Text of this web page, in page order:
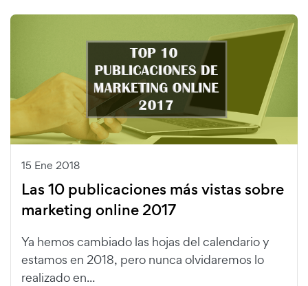
15 Ene 2018
Las 10 publicaciones más vistas sobre
marketing online 2017
Ya hemos cambiado las hojas del calendario y
estamos en 2018, pero nunca olvidaremos lo
realizado en...